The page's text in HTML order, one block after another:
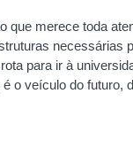
que merece toda
necessárias
para ir à
o veículo do futuro,